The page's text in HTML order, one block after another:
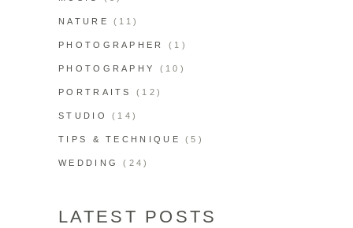
NATURE (11)
PHOTOGRAPHER (1)
PHOTOGRAPHY (10)
PORTRAITS (12)
STUDIO (14)
TIPS & TECHNIQUE (5)
WEDDING (24)
LATEST POSTS